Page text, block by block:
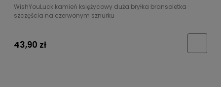
WishYouLuck kamień księżycowy duża bryłka bransoletka
szczęścia na czerwonym sznurku
43,90 zł